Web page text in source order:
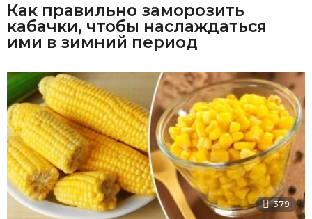
Как правильно заморозить
кабачки, чтобы наслаждаться
ими в зимний период
379